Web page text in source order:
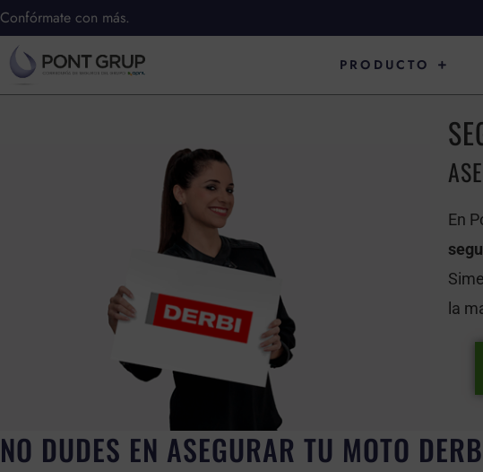
Ir
al
contenido
Confórmate con más.
PRODUCTO ABRIR
En
la
NO DUDES EN ASEGURAR TU MOTO